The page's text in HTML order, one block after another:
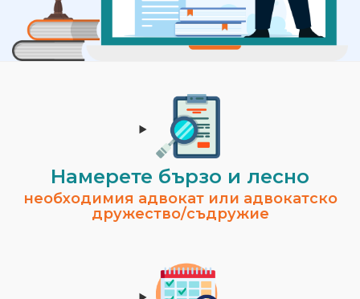
Намерете бързо и лесно
необходимия адвокат или адвокатско
дружество/съдружие